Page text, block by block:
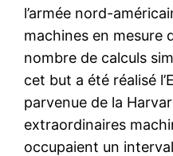
l’armée nord-
machines en mesure
nombre de calculs
cet but a été réalisé
parvenue de la
extraordinaires
occupaient un